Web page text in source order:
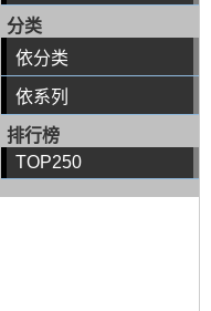
分类
依分类
依系列
排行榜
TOP250